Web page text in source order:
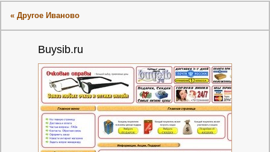
« Другое Иваново
Buysib.ru